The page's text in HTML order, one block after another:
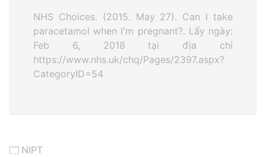
NHS Choices. (2015. May 27). Can I take
paracetamol when I'm pregnant?. Lấy ngày:
Feb 6, 2018 tại địa chỉ
https://www.nhs.uk/chq/Pages/2397.aspx?
CategoryID=54
NIPT